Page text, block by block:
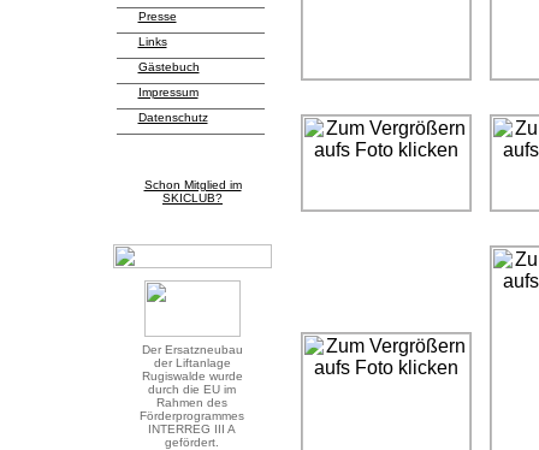
Presse
Links
Gästebuch
Impressum
Datenschutz
Schon Mitglied im
SKICLUB?
Der Ersatzneubau
der Liftanlage
Rugiswalde wurde
durch die EU im
Rahmen des
Förderprogrammes
INTERREG III A
gefördert.